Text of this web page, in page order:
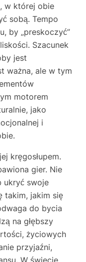
w której obie
sobą. Tempo
by „preskoczyć”
Szacunek
jest
ważna, ale w tym
motorem
jako
i
kręgosłupem.
gier. Nie
ukryć swoje
takim, jakim się
do bycia
na głębszy
życiowych
przyjaźni,